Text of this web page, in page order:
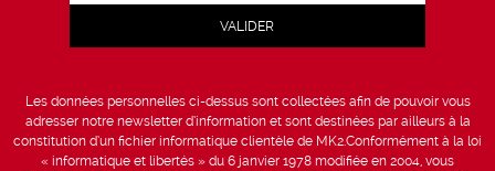
Les données personnelles ci-dessus sont collectées afin de pouvoir vous
adresser notre newsletter d’information et sont destinées par ailleurs à la
constitution d’un fichier informatique clientèle de MK2.Conformément à la loi
« informatique et libertés » du 6 janvier 1978 modifiée en 2004, vous